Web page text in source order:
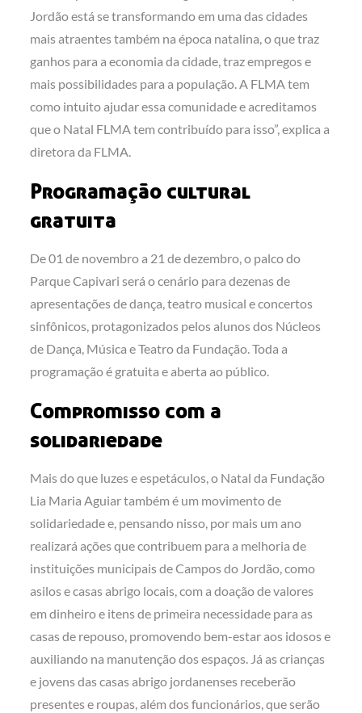
Jordão está se transformando em uma das cidades
mais atraentes também na época natalina, o que traz
ganhos para a economia da cidade, traz empregos e
mais possibilidades para a população. A FLMA tem
como intuito ajudar essa comunidade e acreditamos
que o Natal FLMA tem contribuído para isso”, explica a
diretora da FLMA.
Programação cultural
gratuita
De 01 de novembro a 21 de dezembro, o palco do
Parque Capivari será o cenário para dezenas de
apresentações de dança, teatro musical e concertos
sinfônicos, protagonizados pelos alunos dos Núcleos
de Dança, Música e Teatro da Fundação. Toda a
programação é gratuita e aberta ao público.
Compromisso com a
solidariedade
Mais do que luzes e espetáculos, o Natal da Fundação
Lia Maria Aguiar também é um movimento de
solidariedade e, pensando nisso, por mais um ano
realizará ações que contribuem para a melhoria de
instituições municipais de Campos do Jordão, como
asilos e casas abrigo locais, com a doação de valores
em dinheiro e itens de primeira necessidade para as
casas de repouso, promovendo bem-estar aos idosos e
auxiliando na manutenção dos espaços. Já as crianças
e jovens das casas abrigo jordanenses receberão
presentes e roupas, além dos funcionários, que serão